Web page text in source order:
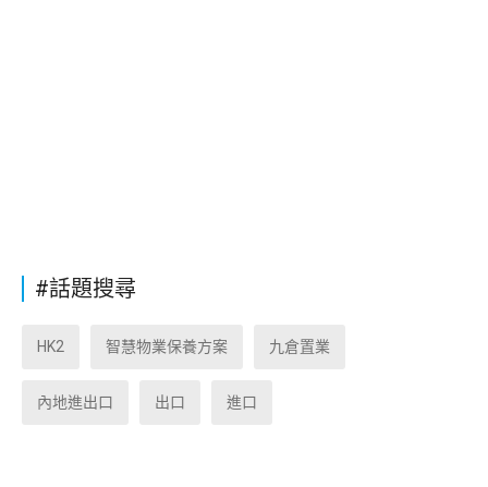
#話題搜尋
HK2 智慧物業保養方案 九倉置業
內地進出口 出口 進口